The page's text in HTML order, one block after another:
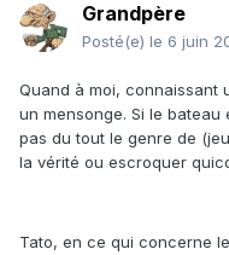
Grandpère
Posté(e) le 6 juin
Quand à moi, connaissant
un mensonge. Si le
pas du tout le genre de
la vérité ou escroquer
Tato, en ce qui concerne